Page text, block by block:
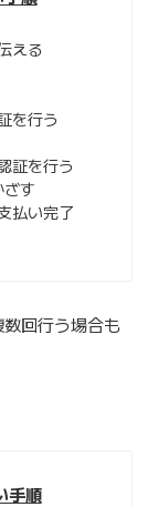
える
を行う
証を行う
す
払い完了
回行う場合も
手順